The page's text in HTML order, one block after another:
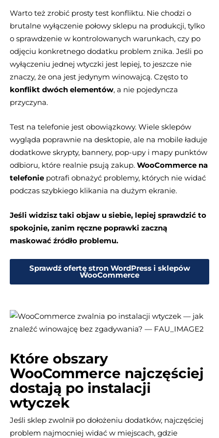
Warto też zrobić prosty test konfliktu. Nie chodzi o
brutalne wyłączenie połowy sklepu na produkcji, tylko
o sprawdzenie w kontrolowanych warunkach, czy po
odjęciu konkretnego dodatku problem znika. Jeśli po
wyłączeniu jednej wtyczki jest lepiej, to jeszcze nie
znaczy, że ona jest jedynym winowajcą. Często to
konflikt dwóch elementów, a nie pojedyncza
przyczyna.
Test na telefonie jest obowiązkowy. Wiele sklepów
wygląda poprawnie na desktopie, ale na mobile ładuje
dodatkowe skrypty, bannery, pop-upy i mapy punktów
odbioru, które realnie psują zakup. WooCommerce na
telefonie potrafi obnażyć problemy, których nie widać
podczas szybkiego klikania na dużym ekranie.
Jeśli widzisz taki objaw u siebie, lepiej sprawdzić to
spokojnie, zanim ręczne poprawki zaczną
maskować źródło problemu.
Sprawdź ofertę stron WordPress i sklepów
WooCommerce
Które obszary
WooCommerce najczęściej
dostają po instalacji
wtyczek
Jeśli sklep zwolnił po dołożeniu dodatków, najczęściej
problem najmocniej widać w miejscach, gdzie